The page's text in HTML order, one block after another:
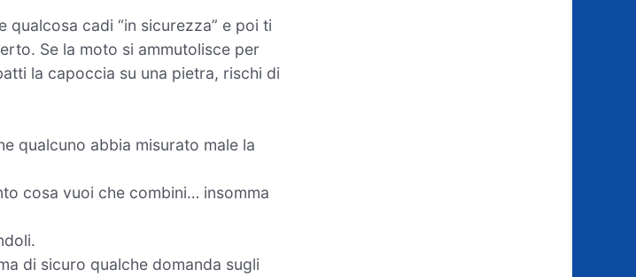
qualcosa cadi “in sicurezza” e poi ti
Se la moto si ammutolisce per
la capoccia su una pietra, rischi di
qualcuno abbia misurato male la
cosa vuoi che combini… insomma
di sicuro qualche domanda sugli